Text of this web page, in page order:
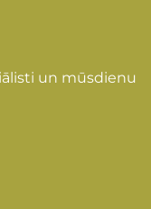
un mūsdienu